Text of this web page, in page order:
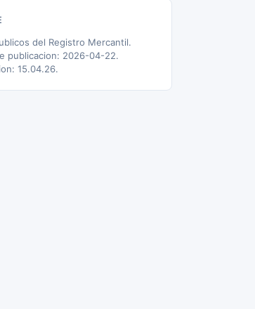
del Registro Mercantil.
publicacion: 2026-04-22.
15.04.26.